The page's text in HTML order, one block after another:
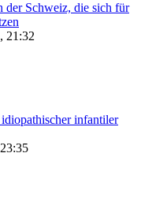
der Schweiz, die sich für
21:32
infantiler